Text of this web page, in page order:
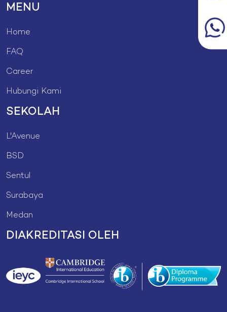
MENU
Home
FAQ
Career
Hubungi Kami
SEKOLAH
L'Avenue
BSD
Sentul
Surabaya
Medan
DIAKREDITASI OLEH